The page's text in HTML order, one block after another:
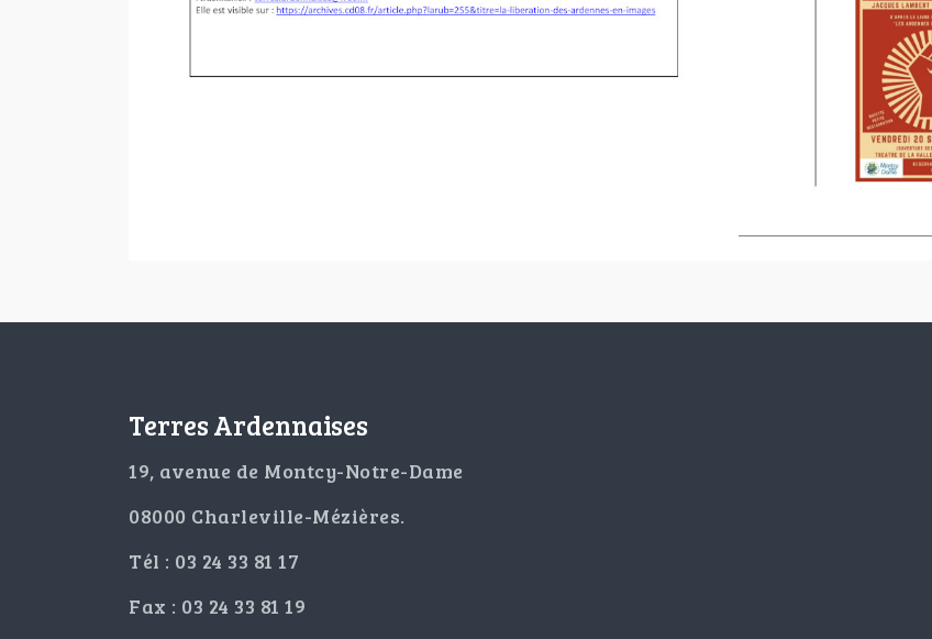
Terres Ardennaises
19, avenue de Montcy-Notre-Dame
08000 Charleville-Mézières.
Tél : 03 24 33 81 17
Fax : 03 24 33 81 19